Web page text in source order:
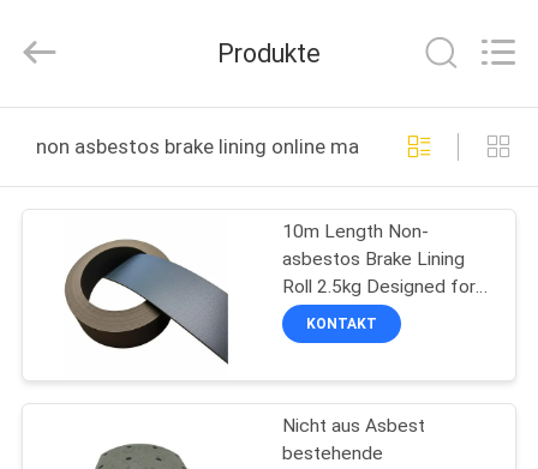
PRODUKTE
ÜBER
FABRIK-
AUSFLUG
Reserved.
Produkte
non asbestos brake lining online manufacture
10m Length Non-
asbestos Brake Lining
Roll 2.5kg Designed for
Heavy Duty Applications
KONTAKT
Nicht aus Asbest
bestehende